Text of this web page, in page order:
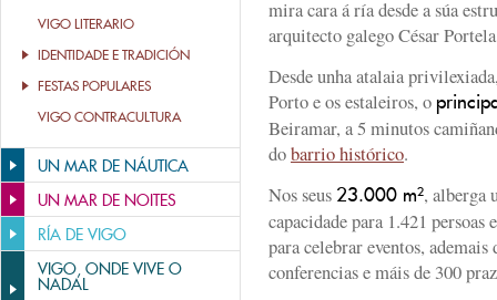
VIGO LITERARIO
IDENTIDADE E TRADICIÓN
FESTAS POPULARES
VIGO CONTRACULTURA
UN MAR DE NÁUTICA
UN MAR DE NOITES
RÍA DE VIGO
VIGO, ONDE VIVE O
NADAL
mira cara á ría desde a súa
arquitecto galego César
Desde unha atalaia
Porto e os estaleiros, o
Beiramar, a 5 minutos
dobarrio histórico.
Nos seus 23.000 m², alberga
capacidade para 1.421 persoas
para celebrar eventos, ademais
conferencias e máis de 300